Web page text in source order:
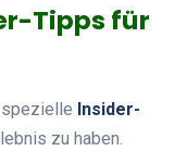
Tipps für
Insider-
zu haben.